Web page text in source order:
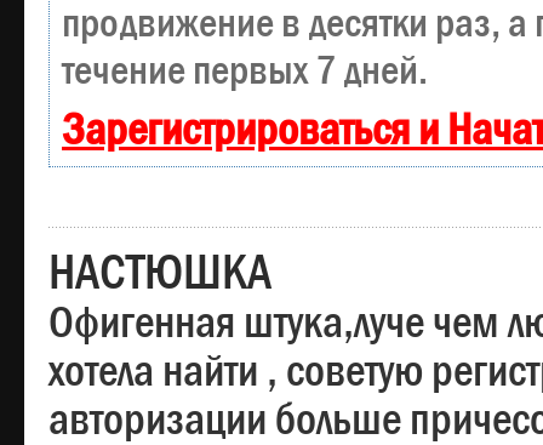
продвижение в десятки раз, а
течение первых 7 дней.
Зарегистрироваться и
НАСТЮШКА
Офигенная штука,луче чем
хотела найти , советую
авторизации больше